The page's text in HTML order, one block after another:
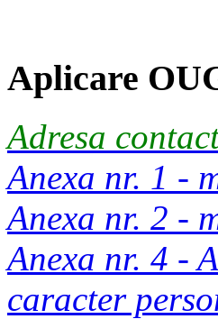
Aplicare
Adresa
Anexa nr. 1 -
Anexa nr. 2 -
Anexa nr. 4 -
caracter